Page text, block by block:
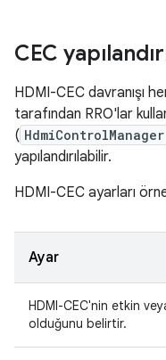
CEC
HDMI-CEC davranışı
tarafından RRO'lar
( HdmiControlManager
yapılandırılabilir.
HDMI-CEC ayarları
Ayar
HDMI-CEC'nin etkin
olduğunu belirtir.